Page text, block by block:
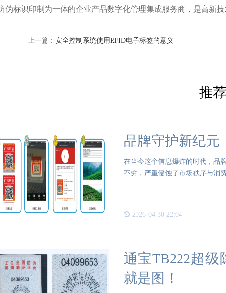
伪标识印制为一体的企业产品数字化管理集成服务商，是高新技
上一篇： 安全控制系统使用RFID电子标签的意义
推
品牌守护新纪元
在当今这个信息爆炸的时代，品
不穷，严重侵蚀了市场秩序与消
2026-04-30 22:04
通宝TB222超
就是图！